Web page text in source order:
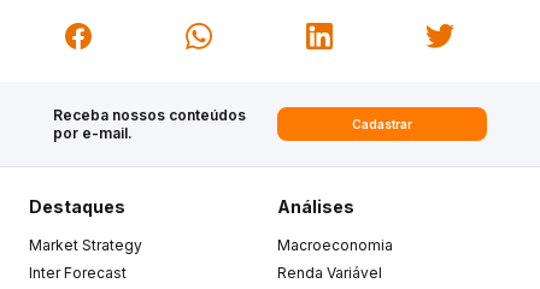
Receba nossos conteúdos
por e-mail.
Cadastrar
Destaques
Market Strategy
Inter Forecast
Análises
Macroeconomia
Renda Variável